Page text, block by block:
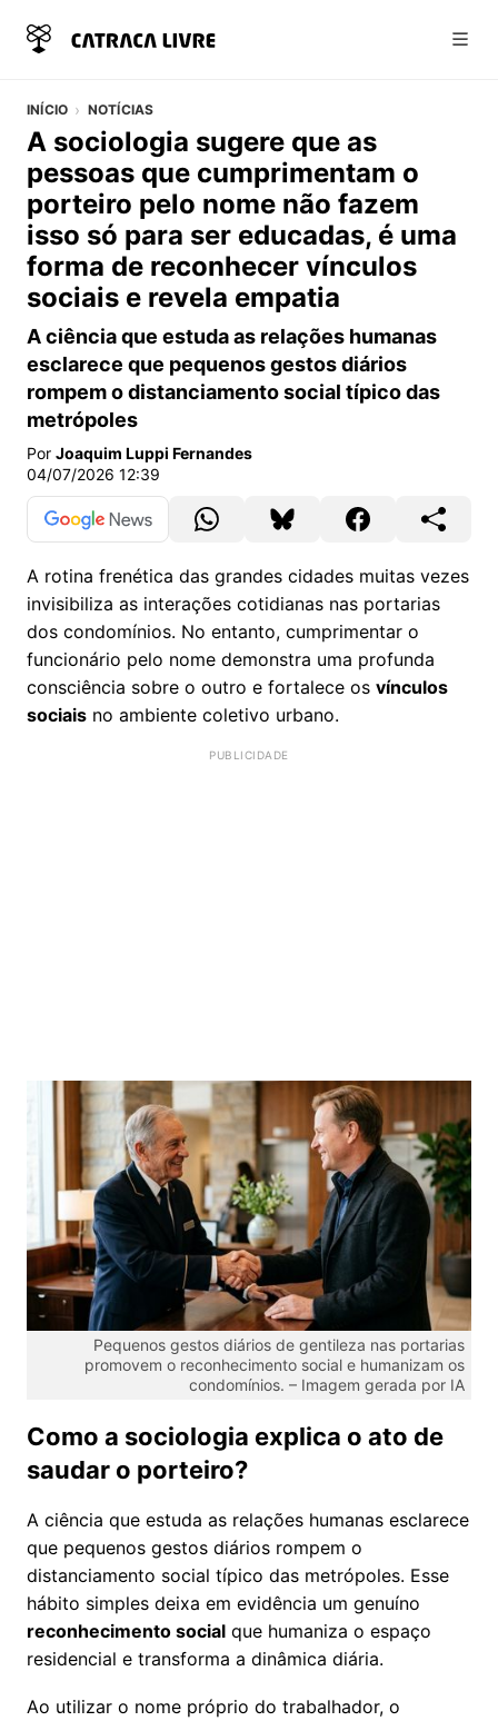
INÍCIO NOTÍCIAS
A sociologia sugere que as
pessoas que cumprimentam o
porteiro pelo nome não fazem
isso só para ser educadas, é uma
forma de reconhecer vínculos
sociais e revela empatia
A ciência que estuda as relações humanas
esclarece que pequenos gestos diários
rompem o distanciamento social típico das
metrópoles
Por Joaquim Luppi Fernandes
04/07/2026 12:39
A rotina frenética das grandes cidades muitas vezes
invisibiliza as interações cotidianas nas portarias
dos condomínios. No entanto, cumprimentar o
funcionário pelo nome demonstra uma profunda
consciência sobre o outro e fortalece os vínculos
sociais no ambiente coletivo urbano.
Pequenos gestos diários de gentileza nas portarias
promovem o reconhecimento social e humanizam os
condomínios. – Imagem gerada por IA
Como a sociologia explica o ato de
saudar o porteiro?
A ciência que estuda as relações humanas esclarece
que pequenos gestos diários rompem o
distanciamento social típico das metrópoles. Esse
hábito simples deixa em evidência um genuíno
reconhecimento social que humaniza o espaço
residencial e transforma a dinâmica diária.
Ao utilizar o nome próprio do trabalhador, o